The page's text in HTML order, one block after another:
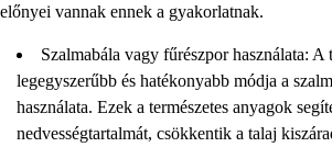
előnyei vannak ennek a gyakorlatnak.
Szalmabála vagy fűrészpor használata: A
legegyszerűbb és hatékonyabb módja a
használata. Ezek a természetes anyagok
nedvességtartalmát, csökkentik a talaj